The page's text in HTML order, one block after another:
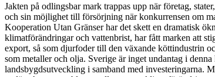
Jakten på odlingsbar mark trappas upp när företag,
och sin möjlighet till försörjning när konkurrensen om
Kooperation Utan Gränser har det skett en dramatisk
klimatförändringar och vattenbrist, har fått marken att
export, så som djurfoder till den växande köttindustrin
som metaller och olja. Sverige är inget undantag i
landsbygdsutveckling i samband med investeringarna.